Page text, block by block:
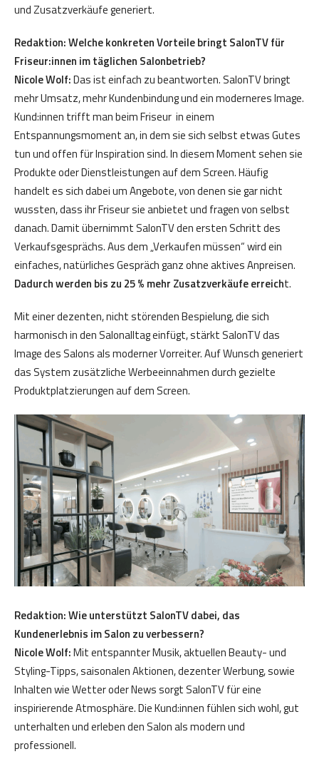
und Zusatzverkäufe generiert.
Redaktion: Welche konkreten Vorteile bringt SalonTV für
Friseur:innen im täglichen Salonbetrieb?
Nicole Wolf:Das ist einfach zu beantworten. SalonTV bringt
mehr Umsatz, mehr Kundenbindung und ein moderneres Image.
Kund:innen trifft man beim Friseur in einem
Entspannungsmoment an, in dem sie sich selbst etwas Gutes
tun und offen für Inspiration sind. In diesem Moment sehen sie
Produkte oder Dienstleistungen auf dem Screen. Häufig
handelt es sich dabei um Angebote, von denen sie gar nicht
wussten, dass ihr Friseur sie anbietet und fragen von selbst
danach. Damit übernimmt SalonTV den ersten Schritt des
Verkaufsgesprächs. Aus dem „Verkaufen müssen“ wird ein
einfaches, natürliches Gespräch ganz ohne aktives Anpreisen.
Dadurch werden bis zu 25 % mehr Zusatzverkäufe erreicht.
Mit einer dezenten, nicht störenden Bespielung, die sich
harmonisch in den Salonalltag einfügt, stärkt SalonTV das
Image des Salons als moderner Vorreiter. Auf Wunsch generiert
das System zusätzliche Werbeeinnahmen durch gezielte
Produktplatzierungen auf dem Screen.
Redaktion: Wie unterstützt SalonTV dabei, das
Kundenerlebnis im Salon zu verbessern?
Nicole Wolf:Mit entspannter Musik, aktuellen Beauty- und
Styling-Tipps, saisonalen Aktionen, dezenter Werbung, sowie
Inhalten wie Wetter oder News sorgt SalonTV für eine
inspirierende Atmosphäre. Die Kund:innen fühlen sich wohl, gut
unterhalten und erleben den Salon als modern und
professionell.